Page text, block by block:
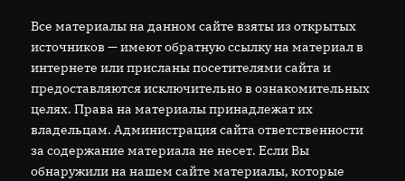
Все материалы на данном сайте взяты из открытых
источников — имеют обратную ссылку на материал в
интернете или присланы посетителями сайта и
предоставляются исключительно в ознакомительных
целях. Права на материалы принадлежат их
владельцам. Администрация сайта ответственности
за содержание материала не несет. Если Вы
обнаружили на нашем сайте материалы, которые